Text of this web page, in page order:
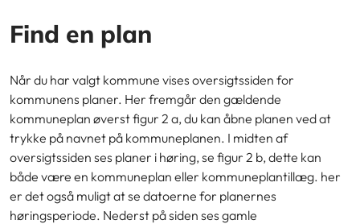
Find en plan
Når du har valgt kommune vises oversigtssiden for
kommunens planer. Her fremgår den gældende
kommuneplan øverst figur 2 a, du kan åbne planen ved at
trykke på navnet på kommuneplanen. I midten af
oversigtssiden ses planer i høring, se figur 2 b, dette kan
både være en kommuneplan eller kommuneplantillæg. her
er det også muligt at se datoerne for planernes
høringsperiode. Nederst på siden ses gamle